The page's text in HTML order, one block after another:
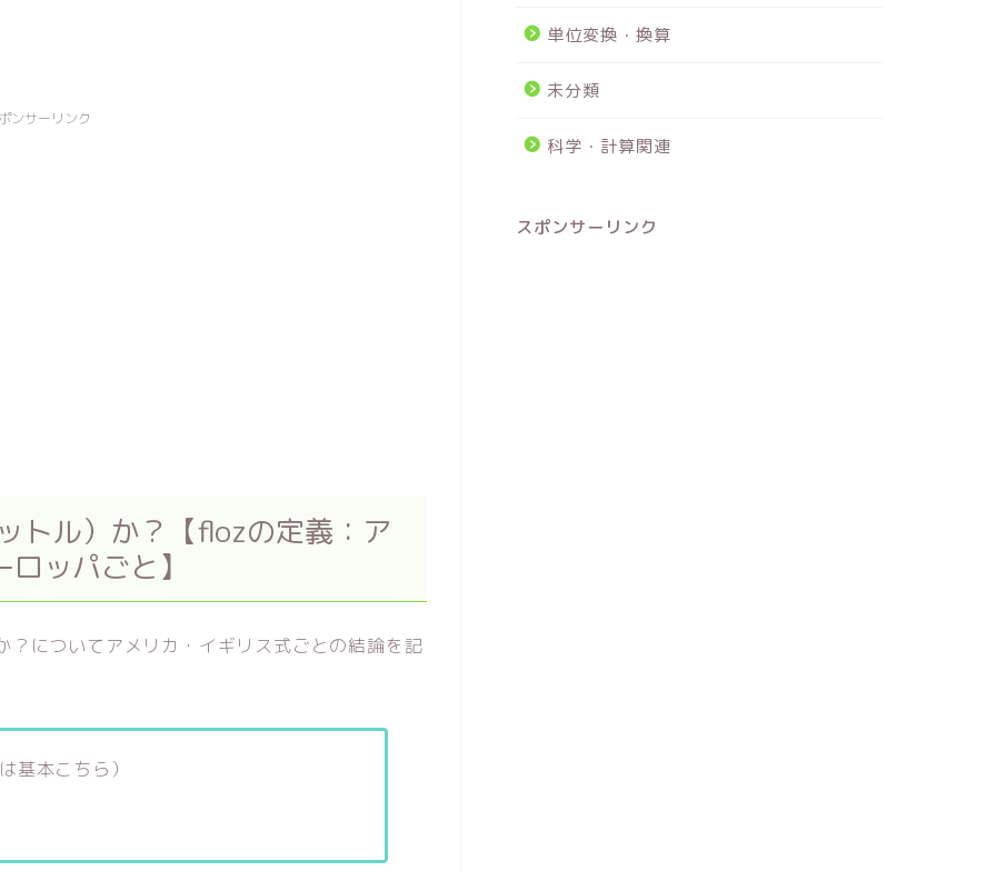
ンサーリンク
トル）か？【flozの定義：ア
ッパごと】
についてアメリカ・イギリス式ごとの結論を記
基本こちら）
単位変換・換算
未分類
科学・計算関連
スポンサーリンク